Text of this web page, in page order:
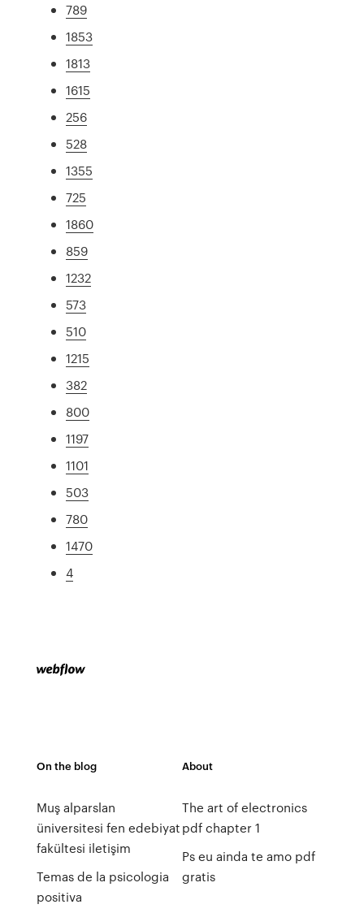
789
1853
1813
1615
256
528
1355
725
1860
859
1232
573
510
1215
382
800
1197
1101
503
780
1470
4
On the blog
Muş alparslan
üniversitesi fen edebiyat
fakültesi iletişim
Temas de la psicologia
positiva
About
The art of electronics
pdf chapter 1
Ps eu ainda te amo pdf
gratis